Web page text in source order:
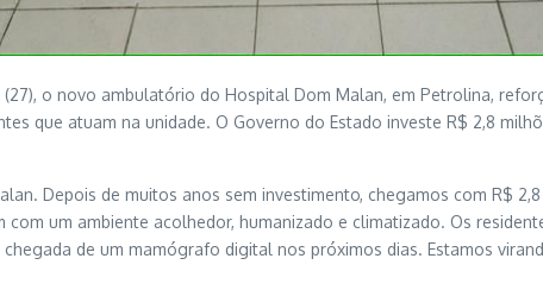
o novo ambulatório do Hospital Dom Malan, em Petrolina,
que atuam na unidade. O Governo do Estado investe R$ 2,8
Depois de muitos anos sem investimento, chegamos com R$
um ambiente acolhedor, humanizado e climatizado. Os
de um mamógrafo digital nos próximos dias. Estamos